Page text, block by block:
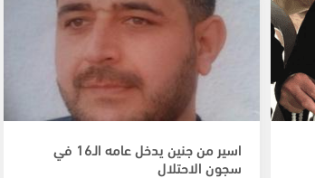
اسير من جنين يدخل عامه الـ16 في
سجون الاحتلال